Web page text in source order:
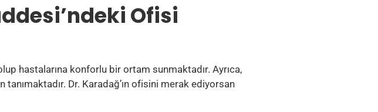
Ofisi
hastalarına konforlu bir ortam sunmaktadır. Ayrıca,
Dr. Karadağ’ın ofisini merak ediyorsan